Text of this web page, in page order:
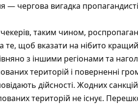
— чергова вигадка
таким чином,
те, щоб вказати на нібито
з іншими регіонами та
територій і поверненні
дійсності. Жодних
територій не існує.